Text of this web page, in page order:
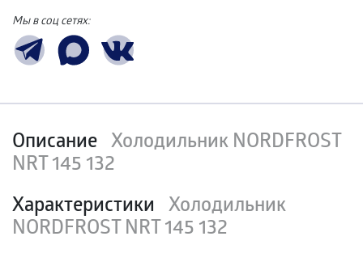
Мы в соц сетях:
Описание Холодильник NORDFROST
NRT 145 132
Характеристики Холодильник
NORDFROST NRT 145 132